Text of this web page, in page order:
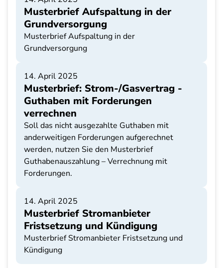
Musterbrief Aufspaltung in der
Grundversorgung
Musterbrief Aufspaltung in der
Grundversorgung
14. April 2025
Musterbrief: Strom-/Gasvertrag -
Guthaben mit Forderungen
verrechnen
Soll das nicht ausgezahlte Guthaben mit
anderweitigen Forderungen aufgerechnet
werden, nutzen Sie den Musterbrief
Guthabenauszahlung – Verrechnung mit
Forderungen.
14. April 2025
Musterbrief Stromanbieter
Fristsetzung und Kündigung
Musterbrief Stromanbieter Fristsetzung und
Kündigung